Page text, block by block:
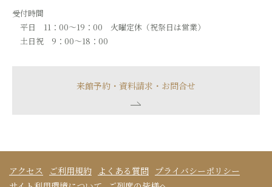
受付時間
平日 11：00～19：00 火曜定休（祝祭日は営業）
土日祝 9：00～18：00
来館予約・資料請求・お問合せ
アクセス ご利用規約 よくある質問 プライバシーポリシー